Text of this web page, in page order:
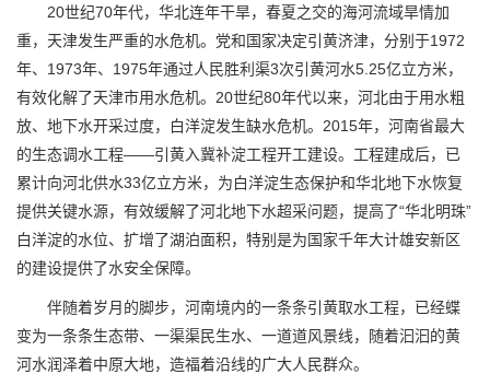
20世纪70年代，华北连年干旱，春夏之交的海河流域旱情加
重，天津发生严重的水危机。党和国家决定引黄济津，分别于1972
年、1973年、1975年通过人民胜利渠3次引黄河水5.25亿立方米，
有效化解了天津市用水危机。20世纪80年代以来，河北由于用水粗
放、地下水开采过度，白洋淀发生缺水危机。2015年，河南省最大
的生态调水工程——引黄入冀补淀工程开工建设。工程建成后，已
累计向河北供水33亿立方米，为白洋淀生态保护和华北地下水恢复
提供关键水源，有效缓解了河北地下水超采问题，提高了“华北明珠”
白洋淀的水位、扩增了湖泊面积，特别是为国家千年大计雄安新区
的建设提供了水安全保障。
伴随着岁月的脚步，河南境内的一条条引黄取水工程，已经蝶
变为一条条生态带、一渠渠民生水、一道道风景线，随着汩汩的黄
河水润泽着中原大地，造福着沿线的广大人民群众。